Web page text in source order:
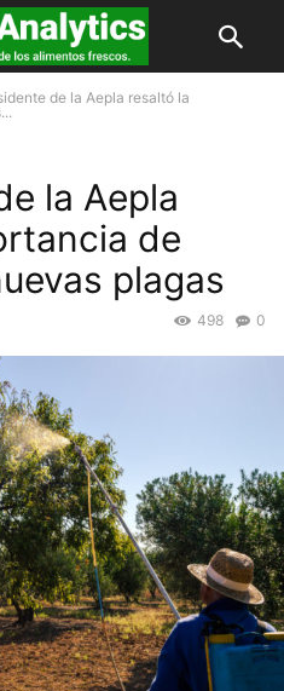
de la Aepla resaltó la
la Aepla
de
plagas
0
498